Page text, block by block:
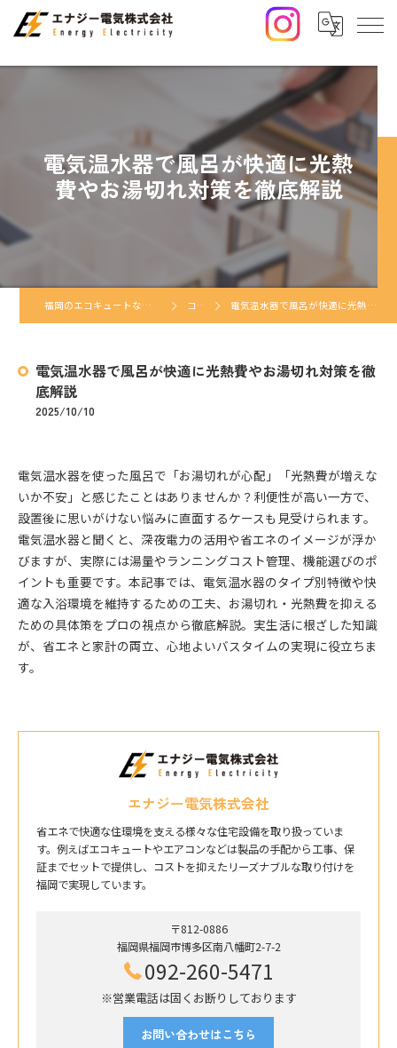
電気温水器で風呂が快適に光熱
費やお湯切れ対策を徹底解説
福岡のエコキュートならエナジー電気株式会社 コラム 電気温水器で風呂が快適に光熱費やお湯切れ対策を徹底解説
電気温水器で風呂が快適に光熱費やお湯切れ対策を徹
底解説
2025/10/10
電気温水器を使った風呂で「お湯切れが心配」「光熱費が増えな
いか不安」と感じたことはありませんか？利便性が高い一方で、
設置後に思いがけない悩みに直面するケースも見受けられます。
電気温水器と聞くと、深夜電力の活用や省エネのイメージが浮か
びますが、実際には湯量やランニングコスト管理、機能選びのポ
イントも重要です。本記事では、電気温水器のタイプ別特徴や快
適な入浴環境を維持するための工夫、お湯切れ・光熱費を抑える
ための具体策をプロの視点から徹底解説。実生活に根ざした知識
が、省エネと家計の両立、心地よいバスタイムの実現に役立ちま
す。
エナジー電気株式会社
省エネで快適な住環境を支える様々な住宅設備を取り扱っていま
す。例えばエコキュートやエアコンなどは製品の手配から工事、保
証までセットで提供し、コストを抑えたリーズナブルな取り付けを
福岡で実現しています。
〒812-0886
福岡県福岡市博多区南八幡町2-7-2
092-260-5471
※営業電話は固くお断りしております
お問い合わせはこちら